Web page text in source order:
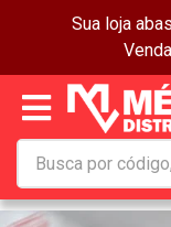
Sua loja